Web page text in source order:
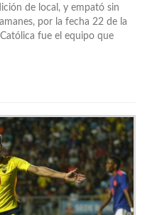
de local, y empató sin
por la fecha 22 de la
fue el equipo que